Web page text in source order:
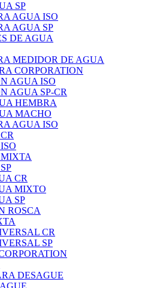
SP
AGUA ISO
AGUA SP
DE AGUA
MEDIDOR DE AGUA
CORPORATION
AGUA ISO
AGUA SP-CR
HEMBRA
MACHO
AGUA ISO
CR
MIXTO
SP
ROSCA
CR
SP
DESAGUE